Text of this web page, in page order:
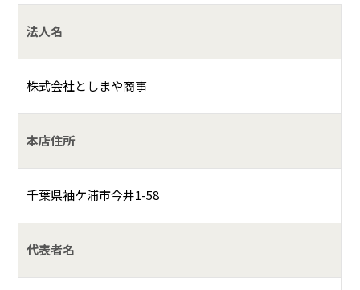
法人名
株式会社としまや商事
本店住所
千葉県袖ケ浦市今井1-58
代表者名